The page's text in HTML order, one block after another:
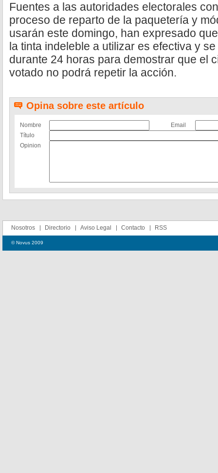
Fuentes a las autoridades electorales
proceso de reparto de la paquetería y
usarán este domingo, han expresado
la tinta indeleble a utilizar es efectiva y
durante 24 horas para demostrar que el
votado no podrá repetir la acción.
Opina sobre este artículo
Nombre
Email
Título
Opinion
Nosotros Directorio Aviso Legal Contacto RSS
© Novus 2009